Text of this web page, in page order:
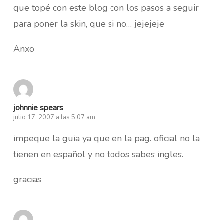
que topé con este blog con los pasos a seguir
para poner la skin, que si no… jejejeje
Anxo
johnnie spears
julio 17, 2007 a las 5:07 am
impeque la guia ya que en la pag. oficial no la
tienen en español y no todos sabes ingles.
gracias